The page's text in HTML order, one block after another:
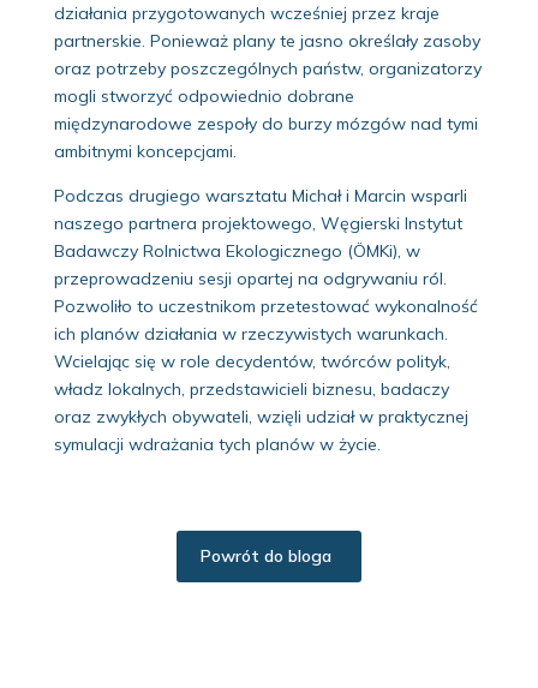
działania przygotowanych wcześniej przez kraje
partnerskie. Ponieważ plany te jasno określały zasoby
oraz potrzeby poszczególnych państw, organizatorzy
mogli stworzyć odpowiednio dobrane
międzynarodowe zespoły do burzy mózgów nad tymi
ambitnymi koncepcjami.
Podczas drugiego warsztatu Michał i Marcin wsparli
naszego partnera projektowego, Węgierski Instytut
Badawczy Rolnictwa Ekologicznego (ÖMKi), w
przeprowadzeniu sesji opartej na odgrywaniu ról.
Pozwoliło to uczestnikom przetestować wykonalność
ich planów działania w rzeczywistych warunkach.
Wcielając się w role decydentów, twórców polityk,
władz lokalnych, przedstawicieli biznesu, badaczy
oraz zwykłych obywateli, wzięli udział w praktycznej
symulacji wdrażania tych planów w życie.
Powrót do bloga